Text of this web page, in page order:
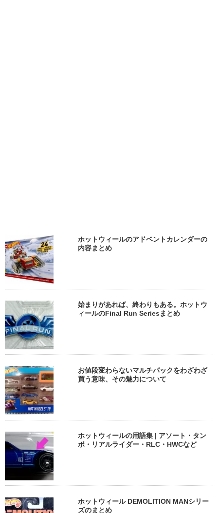
ホットウィールのアドベントカレンダーの
内容まとめ
始まりがあれば、終わりもある。ホットウ
ィールのFinal Run Seriesまとめ
お値段変わらないマルチパックをわざわざ
買う意味、その魅力について
ホットウィールの用語集 | アソート・タン
ポ・リアルライダー・RLC・HWCなど
ホットウィール DEMOLITION MANシリー
ズのまとめ